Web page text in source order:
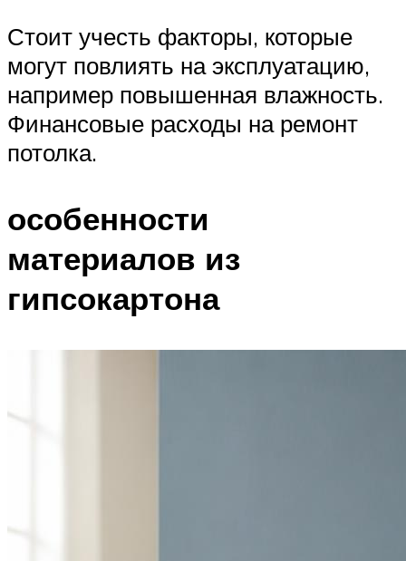
Стоит учесть факторы, которые
могут повлиять на эксплуатацию,
например повышенная влажность.
Финансовые расходы на ремонт
потолка.
особенности
материалов из
гипсокартона